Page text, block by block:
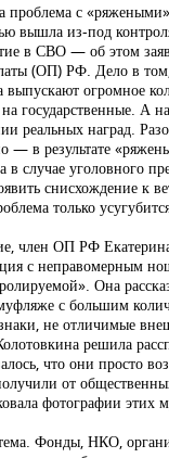
проблема с
вышла из-под
в СВО — об этом
(ОП) РФ. Дело в
выпускают огромное
государственные. А
реальных наград.
— в результате
в случае уголовного
снисхождение к
только
член ОП РФ
с неправомерным
Она
с большим
не отличимые
решила
что они просто
от
фотографии этих
Фонды, НКО,